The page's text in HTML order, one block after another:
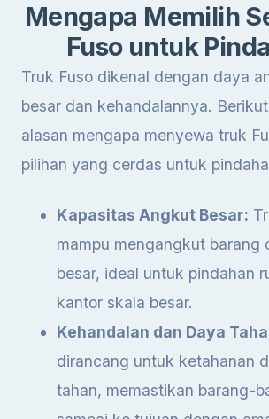
Mengapa Memilih
Fuso untuk
Truk Fuso dikenal dengan daya
besar dan kehandalannya.
alasan mengapa menyewa truk
pilihan yang cerdas untuk
Kapasitas Angkut Besar:
mampu mengangkut barang
besar, ideal untuk pindahan
kantor skala besar.
Kehandalan dan Daya
dirancang untuk ketahanan
tahan, memastikan barang-